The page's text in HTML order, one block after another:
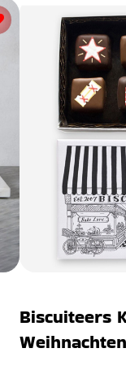
Biscuiteers
Weihnachten